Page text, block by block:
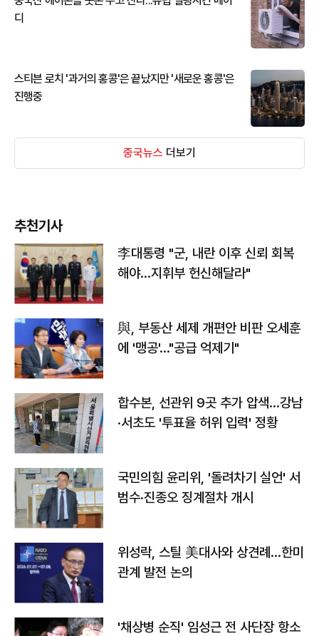
디
스티븐 로치 '과거의 홍콩'은 끝났지만 '새로운 홍콩'은
진행중
중국뉴스 더보기
추천기사
李대통령 "군, 내란 이후 신뢰 회복
해야…지휘부 헌신해달라"
與, 부동산 세제 개편안 비판 오세훈
에 '맹공'…"공급 억제기"
합수본, 선관위 9곳 추가 압색…강남
·서초도 '투표율 허위 입력' 정황
국민의힘 윤리위, '돌려차기 실언' 서
범수·진종오 징계절차 개시
위성락, 스틸 美대사와 상견례…한미
관계 발전 논의
'채상병 순직' 임성근 전 사단장 항소